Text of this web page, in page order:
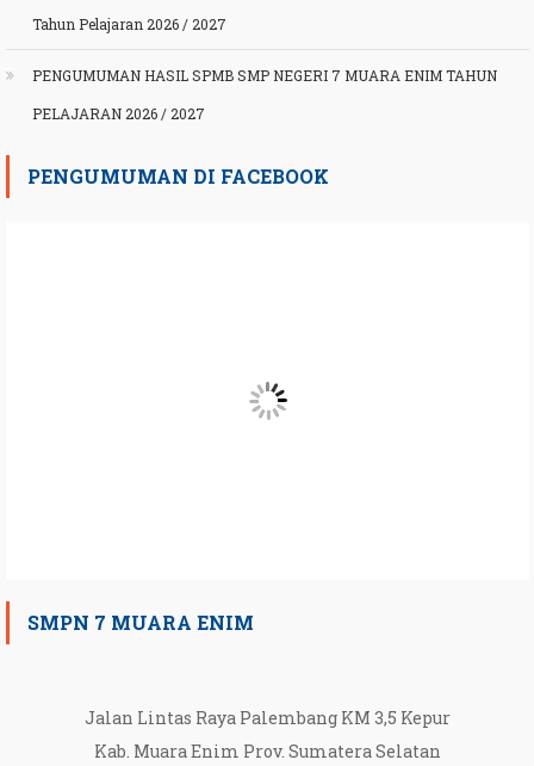
Tahun Pelajaran 2026 / 2027
PENGUMUMAN HASIL SPMB SMP NEGERI 7 MUARA ENIM TAHUN
PELAJARAN 2026 / 2027
PENGUMUMAN DI FACEBOOK
SMPN 7 MUARA ENIM
Jalan Lintas Raya Palembang KM 3,5 Kepur
Kab. Muara Enim Prov. Sumatera Selatan